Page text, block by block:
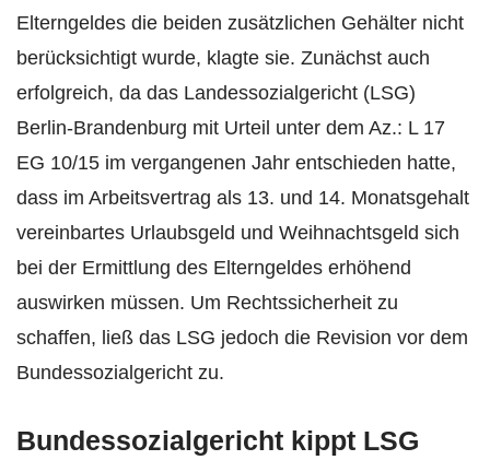
Elterngeldes die beiden zusätzlichen Gehälter nicht
berücksichtigt wurde, klagte sie. Zunächst auch
erfolgreich, da das Landessozialgericht (LSG)
Berlin-Brandenburg mit Urteil unter dem Az.: L 17
EG 10/15 im vergangenen Jahr entschieden hatte,
dass im Arbeitsvertrag als 13. und 14. Monatsgehalt
vereinbartes Urlaubsgeld und Weihnachtsgeld sich
bei der Ermittlung des Elterngeldes erhöhend
auswirken müssen. Um Rechtssicherheit zu
schaffen, ließ das LSG jedoch die Revision vor dem
Bundessozialgericht zu.
Bundessozialgericht kippt LSG